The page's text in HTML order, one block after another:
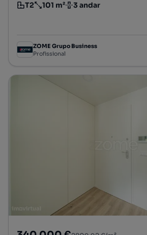
Tipologia
T2
Preço por metro quadrado
101 m²
Andar 3 andar
ZOME Grupo Business
Profissional